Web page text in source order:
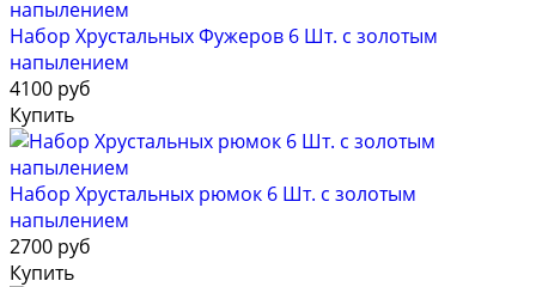
Набор Хрустальных Фужеров 6 Шт. с золотым
напылением
4100 руб
Купить
Набор Хрустальных рюмок 6 Шт. с золотым
напылением
2700 руб
Купить